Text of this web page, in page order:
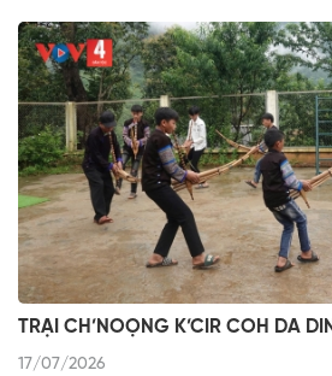
TRẠI CH’NOỌNG K’CIR COH DA
17/07/2026